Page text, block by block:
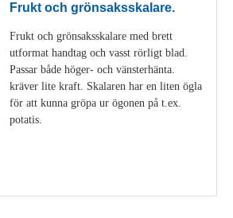
Frukt och grönsaksskalare.
Frukt och grönsaksskalare med brett
utformat handtag och vasst rörligt blad.
Passar både höger- och vänsterhänta.
kräver lite kraft. Skalaren har en liten ögla
för att kunna gröpa ur ögonen på t.ex.
potatis.